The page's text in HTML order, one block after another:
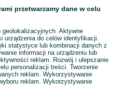
przetwarzamy dane w celu
geolokalizacyjnych. Aktywne
urządzenia do celów identyfikacji.
statystyce lub kombinacji danych z
informacji na urządzeniu lub
reklam. Rozwój i ulepszanie
personalizacji treści. Tworzenie
reklam. Wykorzystywanie
reklam. Wykorzystywanie